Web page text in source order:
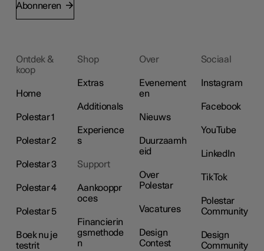
Abonneren
Ontdek &
koop
Home
Polestar 1
Polestar 2
Polestar 3
Polestar 4
Polestar 5
Boek nu je
testrit
Shop
Extras
Additionals
Experience
s
Support
Aankooppr
oces
Financierin
gsmethode
n
Over
Evenement
en
Nieuws
Duurzaamh
eid
Over
Polestar
Vacatures
Design
Contest
Sociaal
Instagram
Facebook
YouTube
LinkedIn
TikTok
Polestar
Community
Design
Community